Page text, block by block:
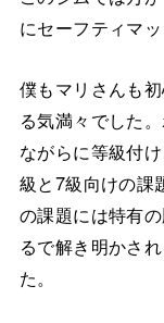
にセーフティマ
僕もマリさんも
る気満々でした
ながらに等級付
級と7級向けの課
の課題には特有
るで解き明かさ
た。